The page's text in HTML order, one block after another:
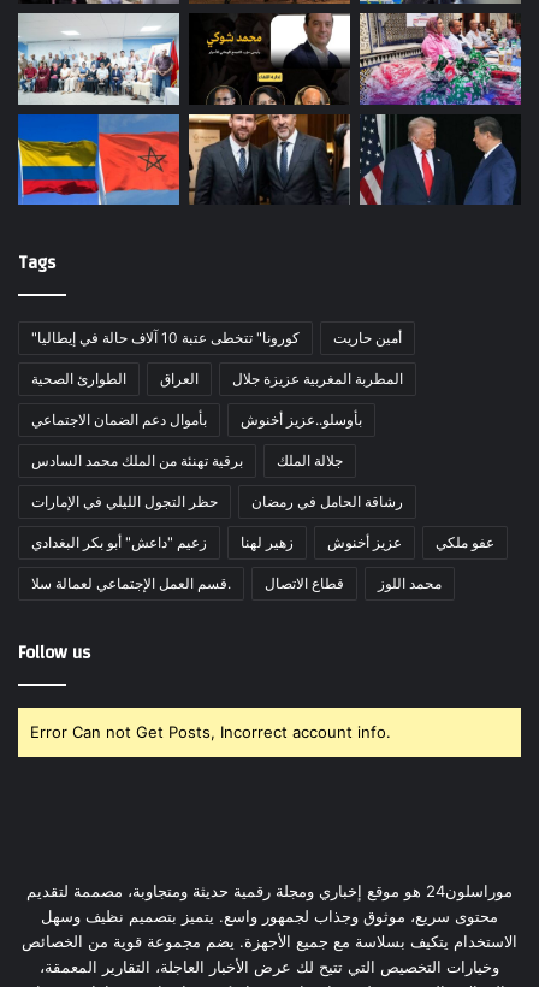
Tags
"كورونا" تتخطى عتبة 10 آلاف حالة في إيطاليا أمين حاريت
الطوارئ الصحية العراق المطربة المغربية عزيزة جلال
بأموال دعم الضمان الاجتماعي بأوسلو..عزيز أخنوش
برقية تهنئة من الملك محمد السادس جلالة الملك
حظر التجول الليلي في الإمارات رشاقة الحامل في رمضان
زعيم "داعش" أبو بكر البغدادي زهير لهنا عزيز أخنوش عفو ملكي
قسم العمل الإجتماعي لعمالة سلا. قطاع الاتصال محمد اللوز
Follow us
Error Can not Get Posts, Incorrect account info.
موراسلون24 هو موقع إخباري ومجلة رقمية حديثة ومتجاوبة، مصممة لتقديم
محتوى سريع، موثوق وجذاب لجمهور واسع. يتميز بتصميم نظيف وسهل
الاستخدام يتكيف بسلاسة مع جميع الأجهزة. يضم مجموعة قوية من الخصائص
وخيارات التخصيص التي تتيح لك عرض الأخبار العاجلة، التقارير المعمقة،